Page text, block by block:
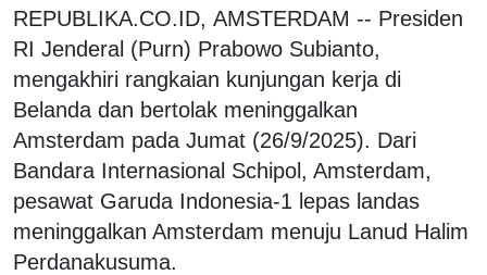
REPUBLIKA.CO.ID, AMSTERDAM -- Presiden
RI Jenderal (Purn) Prabowo Subianto,
mengakhiri rangkaian kunjungan kerja di
Belanda dan bertolak meninggalkan
Amsterdam pada Jumat (26/9/2025). Dari
Bandara Internasional Schipol, Amsterdam,
pesawat Garuda Indonesia-1 lepas landas
meninggalkan Amsterdam menuju Lanud Halim
Perdanakusuma.